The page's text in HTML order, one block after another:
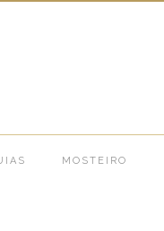
MOSTEIRO